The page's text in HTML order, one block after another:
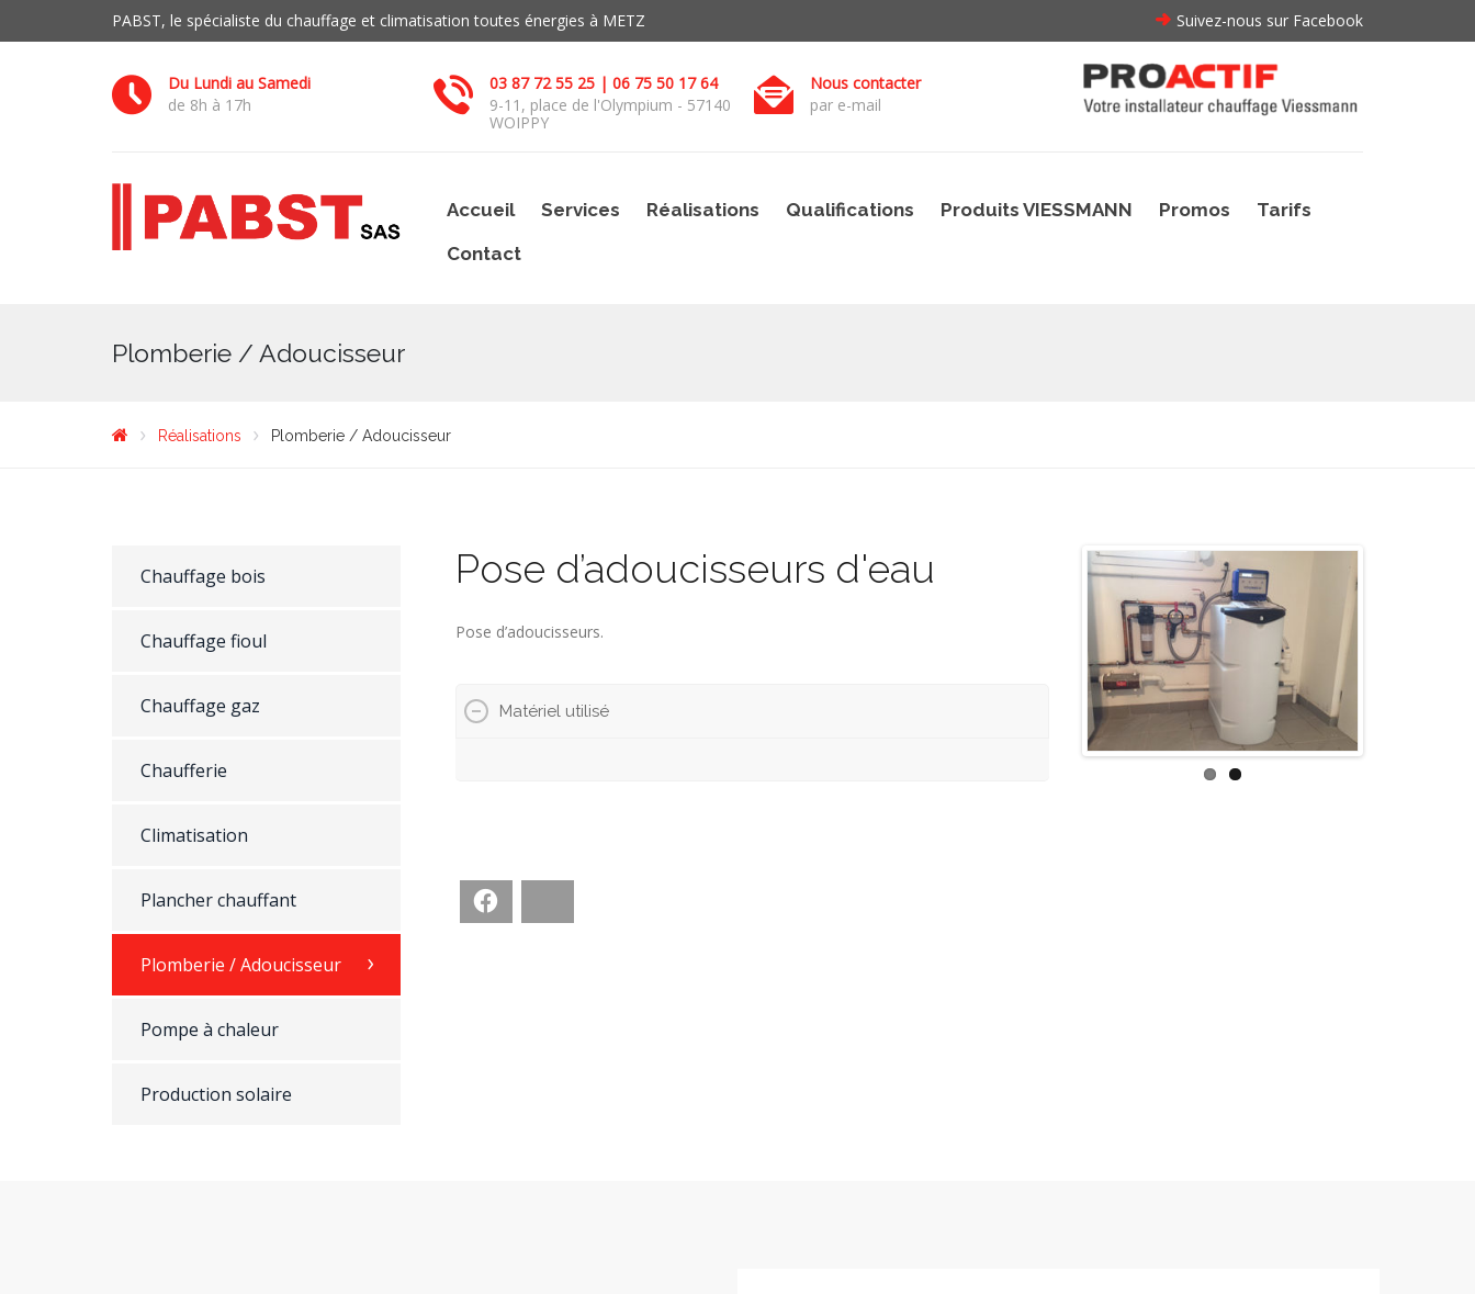
PABST, le spécialiste du chauffage et climatisation toutes énergies à METZ Suivez-nous sur Facebook
Du Lundi au Samedi
de 8h à 17h
03 87 72 55 25 | 06 75 50 17 64
9-11, place de l'Olympium - 57140
WOIPPY
Nous contacter
par e-mail
Accueil Services Réalisations Qualifications Produits VIESSMANN Promos
Tarifs
Contact
Plomberie / Adoucisseur
Réalisations Plomberie / Adoucisseur
Chauffage bois
Chauffage fioul
Chauffage gaz
Chaufferie
Climatisation
Plancher chauffant
Plomberie / Adoucisseur
Pompe à chaleur
Production solaire
Pose d’adoucisseurs d'eau
Pose d’adoucisseurs.
Matériel utilisé